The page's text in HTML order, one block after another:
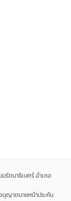
รัตนาธิเบศร์ อำเภอ
นุญาตนายหน้าประกัน